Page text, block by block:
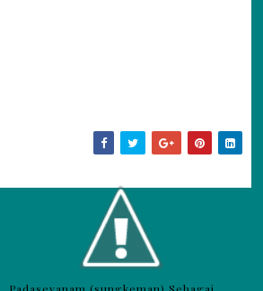
Padasevanam (sungkeman) Sebagai